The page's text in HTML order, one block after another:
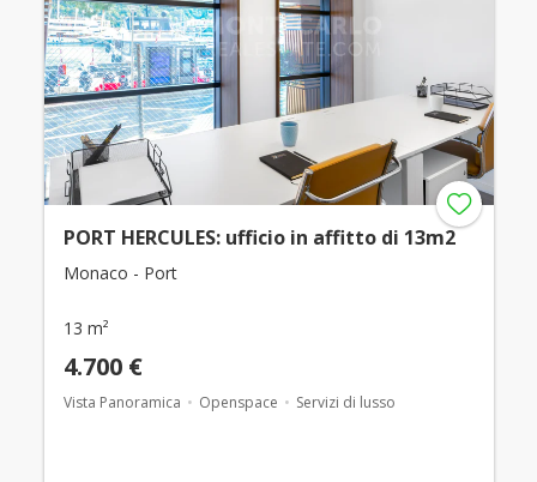
PORT HERCULES: ufficio in affitto di 13m2
Monaco - Port
13 m²
4.700 €
Vista Panoramica Openspace Servizi di lusso